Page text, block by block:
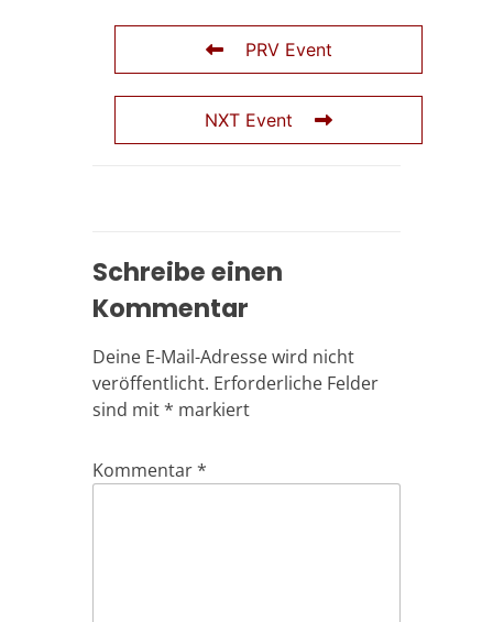
PRV Event
NXT Event
Schreibe einen
Kommentar
Deine E-Mail-Adresse wird nicht
veröffentlicht. Erforderliche Felder
sind mit* markiert
Kommentar*